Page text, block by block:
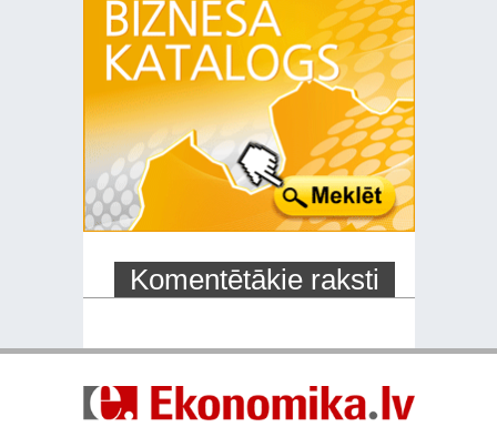
Komentētākie raksti